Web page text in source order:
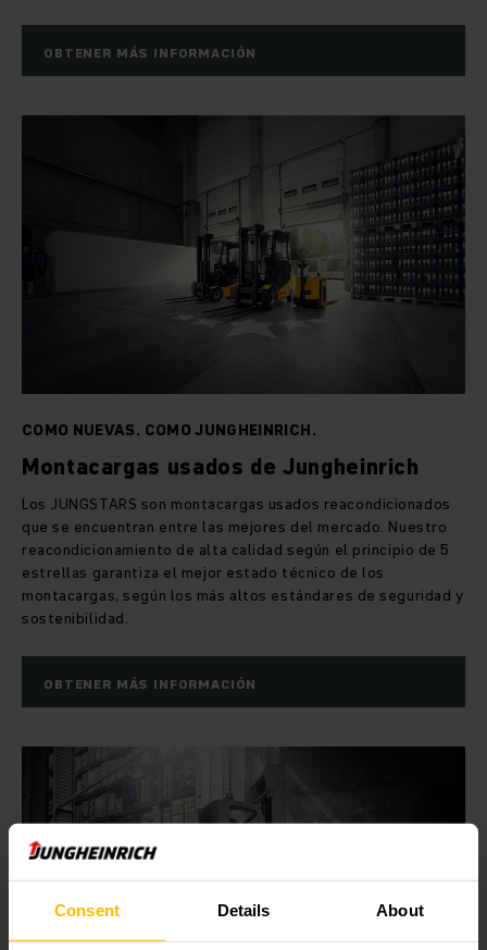
Consent Details About
OBTENER MÁS INFORMACIÓN
COMO NUEVAS. COMO JUNGHEINRICH.
Montacargas usados de Jungheinrich
Los JUNGSTARS son montacargas usados reacondicionados
que se encuentran entre las mejores del mercado. Nuestro
reacondicionamiento de alta calidad según el principio de 5
estrellas garantiza el mejor estado técnico de los
montacargas, según los más altos estándares de seguridad y
sostenibilidad.
OBTENER MÁS INFORMACIÓN